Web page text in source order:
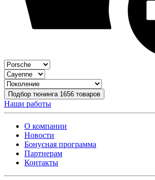
Подбор тюнинга 1656 товаров
Наши работы
О компании
Новости
Бонусная программа
Партнерам
Контакты